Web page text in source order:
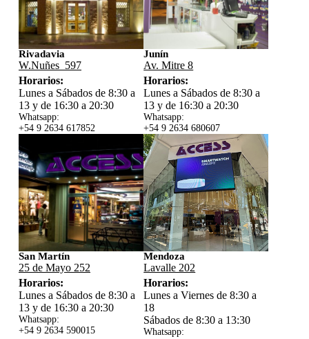
Rivadavia
W.Nuñes 597
Horarios:
Lunes a Sábados de 8:30 a
13 y de 16:30 a 20:30
Whatsapp:
+54 9 2634 617852
Junín
Av. Mitre 8
Horarios:
Lunes a Sábados de 8:30 a
13 y de 16:30 a 20:30
Whatsapp:
+54 9 2634 680607
San Martín
25 de Mayo 252
Horarios:
Lunes a Sábados de 8:30 a
13 y de 16:30 a 20:30
Whatsapp:
+54 9 2634 590015
Mendoza
Lavalle 202
Horarios:
Lunes a Viernes de 8:30 a
18
Sábados de 8:30 a 13:30
Whatsapp: